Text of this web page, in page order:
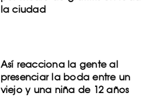
la ciudad
Así reacciona la gente al
presenciar la boda entre un
viejo y una niña de 12 años